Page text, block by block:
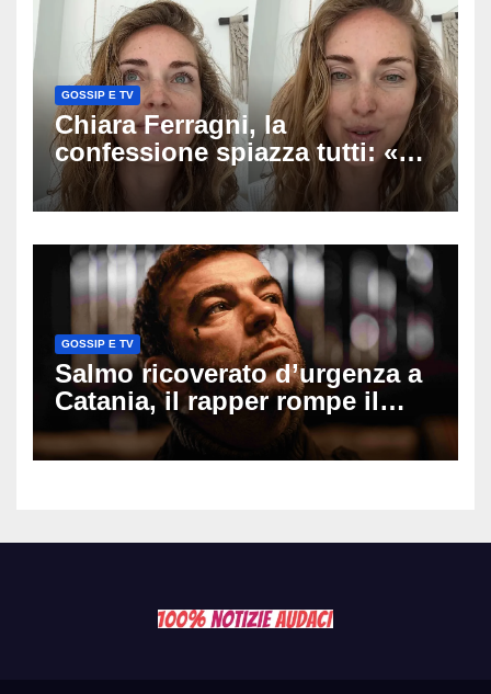
GOSSIP E TV
Chiara Ferragni, la
confessione spiazza tutti: «Un
mio ex voleva che mi rifacessi
il seno». Poi svela i ritocchi di
GOSSIP E TV
Salmo ricoverato d’urgenza a
Catania, il rapper rompe il
silenzio dopo la notte in
ospedale: come sta e cosa